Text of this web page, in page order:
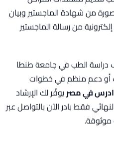
من شهادة الماجستير وبيان
من رسالة الماجستير
دراسة الطب في جامعة طنطا
أو دعم منظم في خطوات
في مصريوفّر لك الإرشاد
فقط بادر الآن بالتواصل عبر